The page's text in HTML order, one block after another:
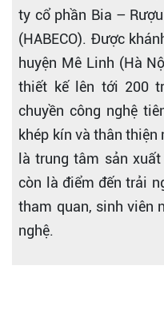
ty cổ phần Bia –
(HABECO). Được
huyện Mê Linh (Hà
thiết kế lên tới 200
chuyền công nghệ
khép kín và thân
là trung tâm sản
còn là điểm đến trải
tham quan, sinh viên
nghệ.